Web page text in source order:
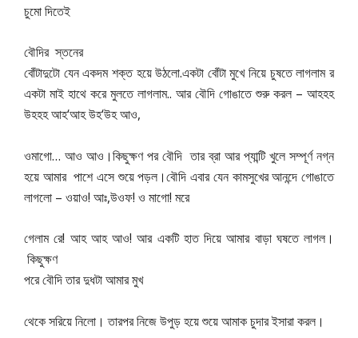
চুমো দিতেই
বৌদির স্তনের
বোঁটাদুটো যেন একদম শক্ত হয়ে উঠলো.একটা বোঁটা মুখে নিয়ে চুষতে লাগলাম র
একটা মাই হাথে করে মুলতে লাগলাম.. আর বৌদি গোঙাতে শুরু করল – আহহহ
উহহহ আহ‘আহ উহ‘উহ আও,
ওমাগো… আও আও।কিছুক্ষণ পর বৌদি তার ব্রা আর প্যান্টি খুলে সম্পূর্ণ নগ্ন
হয়ে আমার পাশে এসে শুয়ে পড়ল।বৌদি এবার যেন কামসুখের আনন্দে গোঙাতে
লাগলো – ওয়াও! আঃ,উওফ! ও মাগো! মরে
গেলাম রে! আহ আহ আও!আর একটি হাত দিয়ে আমার বাড়া ঘষতে লাগল।
কিছুক্ষণ
পরে বৌদি তার দুধটা আমার মুখ
থেকে সরিয়ে নিলো। তারপর নিজে উপুড় হয়ে শুয়ে আমাক চুদার ইসারা করল।